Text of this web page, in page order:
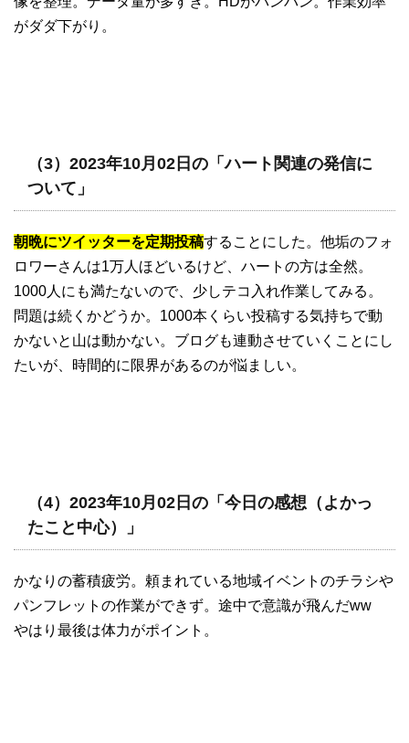
がダダ下がり。
（3）2023年10月02日の「ハート関連の発信に
ついて」
朝晩にツイッターを定期投稿することにした。他垢のフォ
ロワーさんは1万人ほどいるけど、ハートの方は全然。
1000人にも満たないので、少しテコ入れ作業してみる。
問題は続くかどうか。1000本くらい投稿する気持ちで動
かないと山は動かない。ブログも連動させていくことにし
たいが、時間的に限界があるのが悩ましい。
（4）2023年10月02日の「今日の感想（よかっ
たこと中心）」
かなりの蓄積疲労。頼まれている地域イベントのチラシや
パンフレットの作業ができず。途中で意識が飛んだww
やはり最後は体力がポイント。